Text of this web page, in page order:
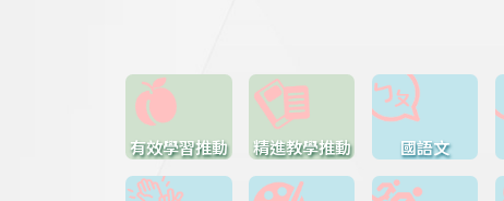
有效學習推動 精進教學推動 國語文